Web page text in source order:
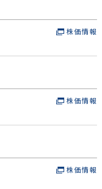
株価情報
株価情報
株価情報